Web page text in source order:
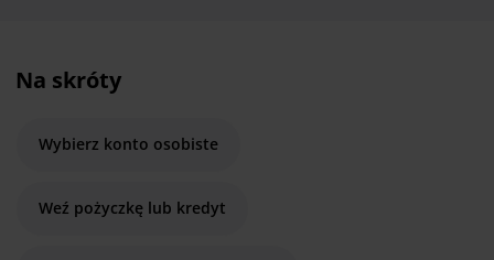
Na skróty
Wybierz konto osobiste
Weź pożyczkę lub kredyt